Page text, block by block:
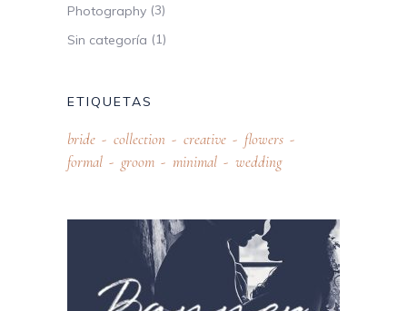
Photography (3)
Sin categoría (1)
ETIQUETAS
bride collection creative
flowers
formal
groom minimal wedding